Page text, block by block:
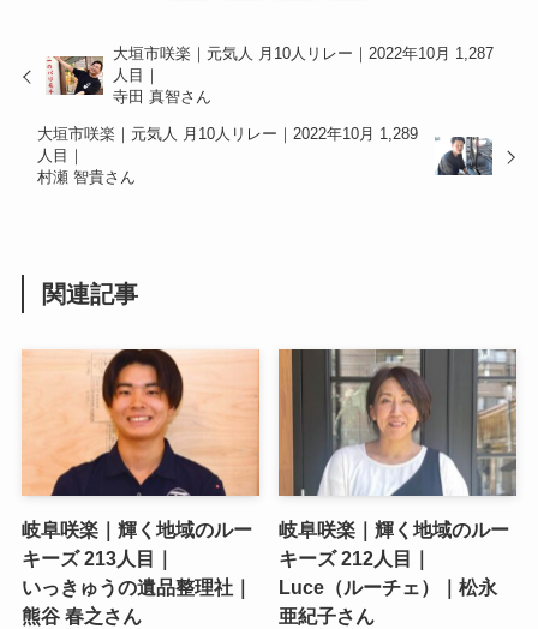
大垣市咲楽｜元気人 月10人リレー｜2022年10月 1,287
人目｜
寺田 真智さん
大垣市咲楽｜元気人 月10人リレー｜2022年10月 1,289
人目｜
村瀬 智貴さん
関連記事
岐阜咲楽｜輝く地域のルー
キーズ 213人目｜
いっきゅうの遺品整理社｜
熊谷 春之さん
岐阜咲楽｜輝く地域のルー
キーズ 212人目｜
Luce（ルーチェ）｜松永
亜紀子さん